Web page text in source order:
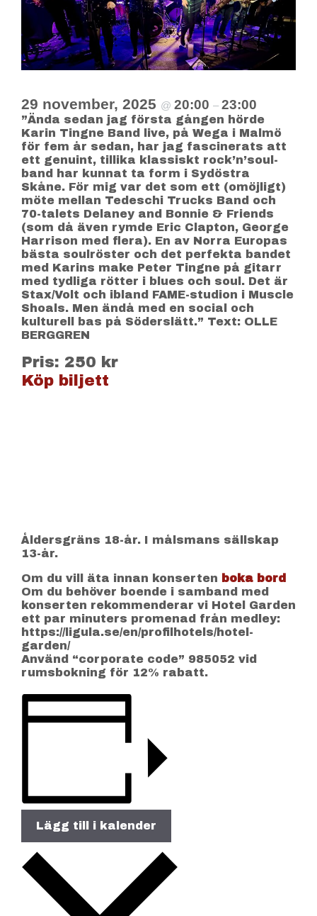
29 november, 2025 @ 20:00 – 23:00
”Ända sedan jag första gången hörde
Karin Tingne Band live, på Wega i Malmö
för fem år sedan, har jag fascinerats att
ett genuint, tillika klassiskt rock’n’soul-
band har kunnat ta form i Sydöstra
Skåne. För mig var det som ett (omöjligt)
möte mellan Tedeschi Trucks Band och
70-talets Delaney and Bonnie & Friends
(som då även rymde Eric Clapton, George
Harrison med flera). En av Norra Europas
bästa soulröster och det perfekta bandet
med Karins make Peter Tingne på gitarr
med tydliga rötter i blues och soul. Det är
Stax/Volt och ibland FAME-studion i Muscle
Shoals. Men ändå med en social och
kulturell bas på Söderslätt.” Text: OLLE
BERGGREN
Pris: 250 kr
Köp biljett
Åldersgräns 18-år. I målsmans sällskap
13-år.
Om du vill äta innan konserten boka bord
Om du behöver boende i samband med
konserten rekommenderar vi Hotel Garden
ett par minuters promenad från medley:
https://ligula.se/en/profilhotels/hotel-
garden/
Använd “corporate code” 985052 vid
rumsbokning för 12% rabatt.
Lägg till i kalender